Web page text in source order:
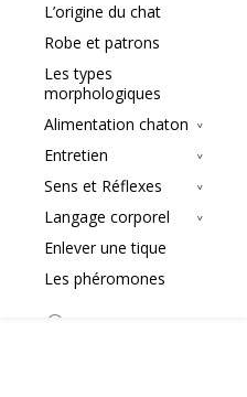
L’origine du chat
Robe et patrons
Les types
morphologiques
Alimentation chaton
Entretien
Sens et Réflexes
Langage corporel
Enlever une tique
Les phéromones